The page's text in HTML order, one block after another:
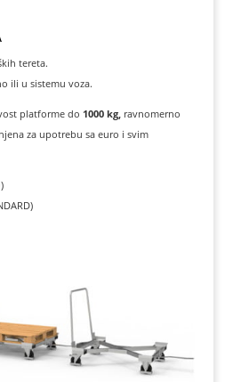
tereta.
ili u sistemu voza.
platforme do 1000 kg, ravnomerno
za upotrebu sa euro i svim